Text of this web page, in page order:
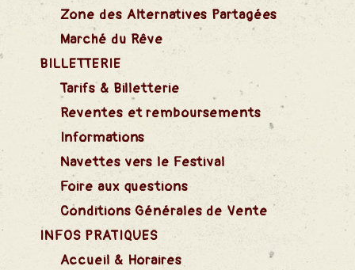
Zone des Alternatives Partagées
Marché du Rêve
BILLETTERIE
Tarifs & Billetterie
Reventes et remboursements
Informations
Navettes vers le Festival
Foire aux questions
Conditions Générales de Vente
INFOS PRATIQUES
Accueil & Horaires